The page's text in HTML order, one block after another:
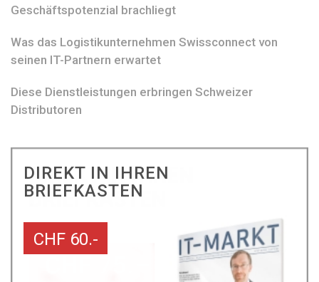
Geschäftspotenzial brachliegt
Was das Logistikunternehmen Swissconnect von
seinen IT-Partnern erwartet
Diese Dienstleistungen erbringen Schweizer
Distributoren
DIREKT IN IHREN
BRIEFKASTEN
CHF 60.-